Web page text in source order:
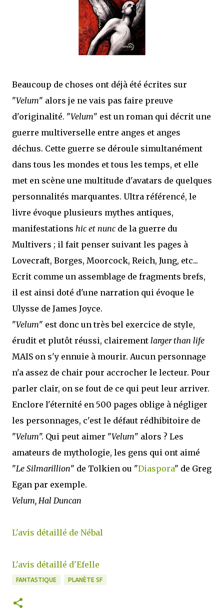
mettre sous tous les yeux. C'est cela...
Beaucoup de choses ont déjà été écrites sur
"Velum" alors je ne vais pas faire preuve
d'originalité. "Velum" est un roman qui décrit une
guerre multiverselle entre anges et anges
déchus. Cette guerre se déroule simultanément
dans tous les mondes et tous les temps, et elle
met en scène une multitude d'avatars de quelques
personnalités marquantes. Ultra référencé, le
livre évoque plusieurs mythes antiques,
manifestations hic et nunc de la guerre du
Multivers ; il fait penser suivant les pages à
Lovecraft, Borges, Moorcock, Reich, Jung, etc...
Ecrit comme un assemblage de fragments brefs,
il est ainsi doté d'une narration qui évoque le
Ulysse de James Joyce.
"Velum" est donc un très bel exercice de style,
érudit et plutôt réussi, clairement larger than life
MAIS on s'y ennuie à mourir. Aucun personnage
n'a assez de chair pour accrocher le lecteur. Pour
parler clair, on se fout de ce qui peut leur arriver.
Enclore l'éternité en 500 pages oblige à négliger
les personnages, c'est le défaut rédhibitoire de
"Velum". Qui peut aimer "Velum" alors ? Les
amateurs de mythologie, les gens qui ont aimé
"Le Silmarillion" de Tolkien ou "Diaspora" de Greg
Egan par exemple.
Velum, Hal Duncan
L'avis détaillé de Nébal
L'avis détaillé d'Efelle
FANTASTIQUE PLANÈTE SF